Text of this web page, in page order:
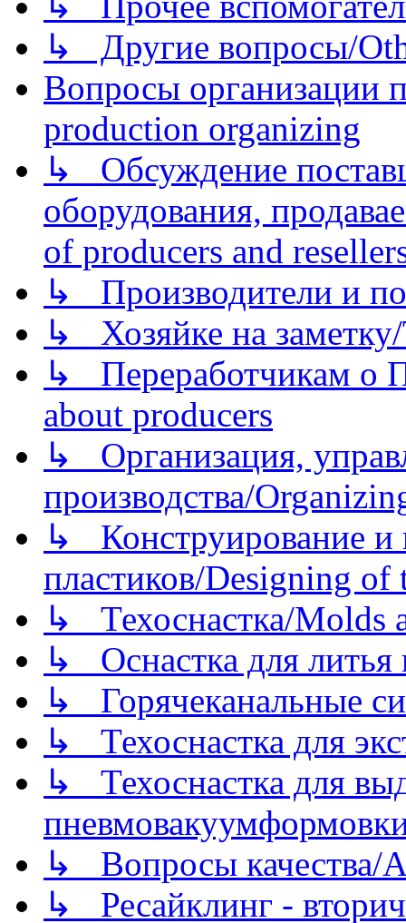
↳ Другие вопросы/
Вопросы организации
production organizing
↳ Обсуждение
оборудования,
of producers and
↳ Производители и
↳ Хозяйке на
↳ Переработчикам о
about producers
↳ Организация,
производства/
↳ Конструирование и
пластиков/Designing of
↳ Техоснастка/Molds
↳ Оснастка для литья
↳ Горячеканальные
↳ Техоснастка для
↳ Техоснастка для
↳ Вопросы качества/
↳ Ресайклинг -